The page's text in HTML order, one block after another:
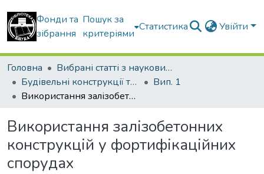
Фонди та
зібрання
Пошук за
критеріями
Статистика Увійти
Головна
Вибрані статті з наукових збірників КНУБА
Будівельні конструкції теорія і практика
Вип. 1
Використання залізобетонних конструкцій у фортифікаційних спорудах
Використання залізобетонних
конструкцій у фортифікаційних
спорудах